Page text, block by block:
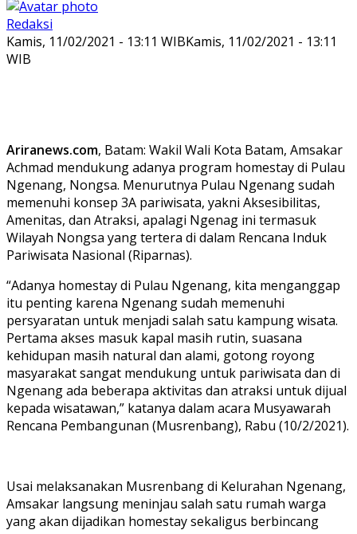
Redaksi
Kamis, 11/02/2021 - 13:11 WIBKamis, 11/02/2021 - 13:11
WIB
Ariranews.com, Batam: Wakil Wali Kota Batam, Amsakar
Achmad mendukung adanya program homestay di Pulau
Ngenang, Nongsa. Menurutnya Pulau Ngenang sudah
memenuhi konsep 3A pariwisata, yakni Aksesibilitas,
Amenitas, dan Atraksi, apalagi Ngenag ini termasuk
Wilayah Nongsa yang tertera di dalam Rencana Induk
Pariwisata Nasional (Riparnas).
“Adanya homestay di Pulau Ngenang, kita menganggap
itu penting karena Ngenang sudah memenuhi
persyaratan untuk menjadi salah satu kampung wisata.
Pertama akses masuk kapal masih rutin, suasana
kehidupan masih natural dan alami, gotong royong
masyarakat sangat mendukung untuk pariwisata dan di
Ngenang ada beberapa aktivitas dan atraksi untuk dijual
kepada wisatawan,” katanya dalam acara Musyawarah
Rencana Pembangunan (Musrenbang), Rabu (10/2/2021).
Usai melaksanakan Musrenbang di Kelurahan Ngenang,
Amsakar langsung meninjau salah satu rumah warga
yang akan dijadikan homestay sekaligus berbincang